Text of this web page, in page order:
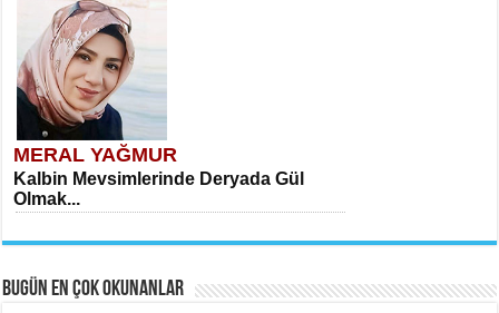
MERAL YAĞMUR
Kalbin Mevsimlerinde Deryada Gül
Olmak...
BUGÜN EN ÇOK OKUNANLAR